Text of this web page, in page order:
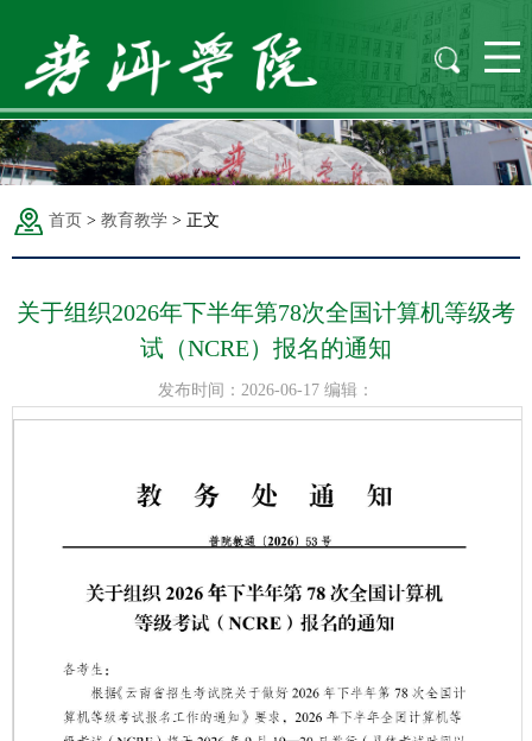
首页 > 教育教学 > 正文
关于组织2026年下半年第78次全国计算机等级考
试（NCRE）报名的通知
发布时间：2026-06-17 编辑：